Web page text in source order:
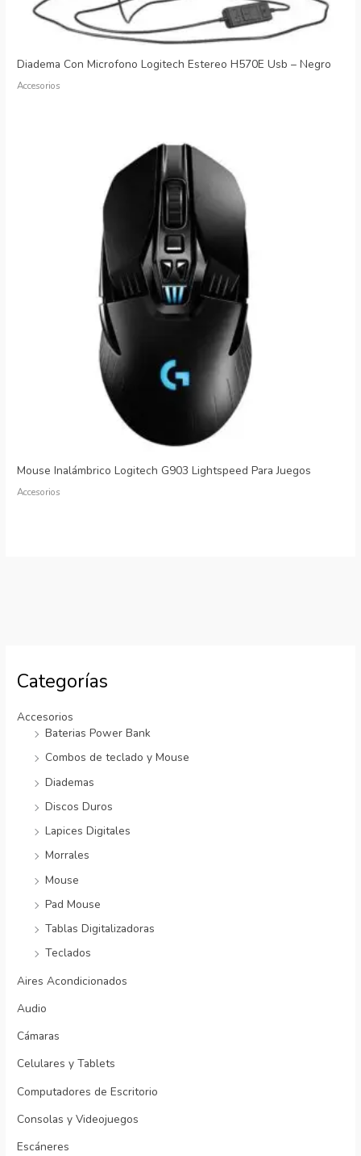
Categorías
Accesorios
Baterias Power Bank
Combos de teclado y Mouse
Diademas
Discos Duros
Lapices Digitales
Morrales
Mouse
Pad Mouse
Tablas Digitalizadoras
Teclados
Aires Acondicionados
Audio
Cámaras
Celulares y Tablets
Computadores de Escritorio
Consolas y Videojuegos
Escáneres
Diadema Con Microfono Logitech Estereo H570E Usb – Negro
Accesorios
Mouse Inalámbrico Logitech G903 Lightspeed Para Juegos
Accesorios